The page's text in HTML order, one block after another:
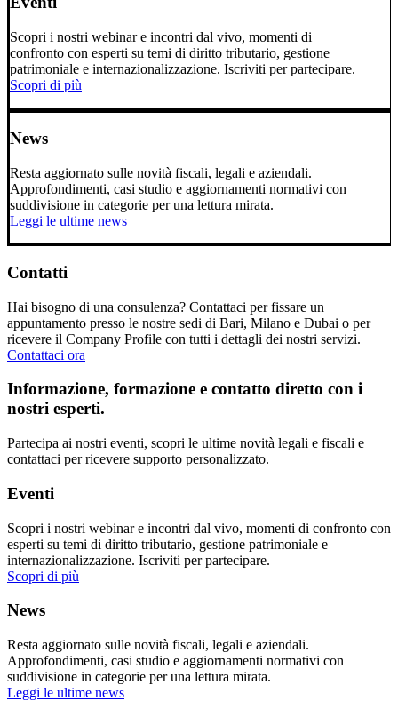
Scopri i nostri webinar e incontri dal vivo, momenti di
confronto con esperti su temi di diritto tributario, gestione
patrimoniale e internazionalizzazione. Iscriviti per partecipare.
Scopri di più
News
Resta aggiornato sulle novità fiscali, legali e aziendali.
Approfondimenti, casi studio e aggiornamenti normativi con
suddivisione in categorie per una lettura mirata.
Leggi le ultime news
Contatti
Hai bisogno di una consulenza? Contattaci per fissare un
appuntamento presso le nostre sedi di Bari, Milano e Dubai o per
ricevere il Company Profile con tutti i dettagli dei nostri servizi.
Contattaci ora
Informazione, formazione e contatto diretto con i
nostri esperti.
Partecipa ai nostri eventi, scopri le ultime novità legali e fiscali e
contattaci per ricevere supporto personalizzato.
Eventi
Scopri i nostri webinar e incontri dal vivo, momenti di confronto con
esperti su temi di diritto tributario, gestione patrimoniale e
internazionalizzazione. Iscriviti per partecipare.
Scopri di più
News
Resta aggiornato sulle novità fiscali, legali e aziendali.
Approfondimenti, casi studio e aggiornamenti normativi con
suddivisione in categorie per una lettura mirata.
Leggi le ultime news